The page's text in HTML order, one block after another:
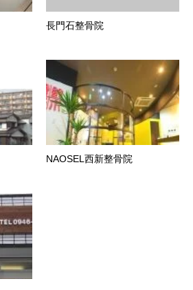
長門石整骨院
NAOSEL西新整骨院